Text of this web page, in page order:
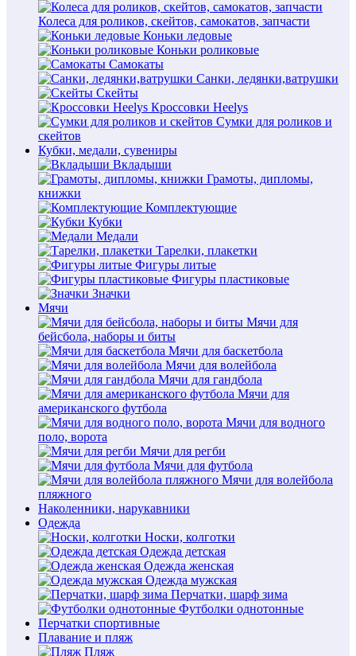
Колеса для роликов, скейтов, самокатов, запчасти
Коньки ледовые
Коньки роликовые
Самокаты
Санки, ледянки,ватрушки
Скейты
Кроссовки Heelys
Сумки для роликов и
скейтов
Кубки, медали, сувениры
Вкладыши
Грамоты, дипломы,
книжки
Комплектующие
Кубки
Медали
Тарелки, плакетки
Фигуры литые
Фигуры пластиковые
Значки
Мячи
Мячи для
бейсбола, наборы и биты
Мячи для баскетбола
Мячи для волейбола
Мячи для гандбола
Мячи для
американского футбола
Мячи для водного
поло, ворота
Мячи для регби
Мячи для футбола
Мячи для волейбола
пляжного
Наколенники, нарукавники
Одежда
Носки, колготки
Одежда детская
Одежда женская
Одежда мужская
Перчатки, шарф зима
Футболки однотонные
Перчатки спортивные
Плавание и пляж
Пляж